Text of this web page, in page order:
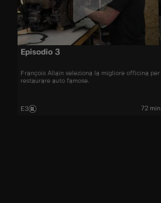
Episodio 3
François Allain seleziona la migliore officina per
restaurare auto famose.
E3 72 min